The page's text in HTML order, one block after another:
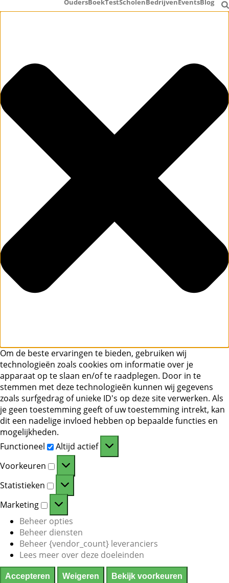
Beheer toestemming
Om de beste ervaringen te bieden, gebruiken wij
technologieën zoals cookies om informatie over je
apparaat op te slaan en/of te raadplegen. Door in te
stemmen met deze technologieën kunnen wij gegevens
zoals surfgedrag of unieke ID's op deze site verwerken. Als
je geen toestemming geeft of uw toestemming intrekt, kan
dit een nadelige invloed hebben op bepaalde functies en
mogelijkheden.
Functioneel
Functioneel
Altijd actief
Voorkeuren
Voorkeuren
Statistieken Statistieken
Marketing
Marketing
Beheer opties
Beheer diensten
Beheer {vendor_count} leveranciers
Lees meer over deze doeleinden
Accepteren Weigeren
Bekijk voorkeuren
OudersBoekTestScholen Bedrijven EventsBlog